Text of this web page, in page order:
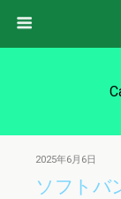
2025年6月6日
ソフトバ